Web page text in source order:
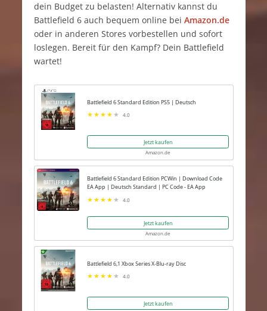
dein Budget zu belasten! Alternativ kannst du
Battlefield 6 auch bequem online bei Amazon.de
oder in anderen Stores vorbestellen und sofort
loslegen. Bereit für den Kampf? Dein Battlefield
wartet!
Battlefield 6 Standard Edition PS5 | Deutsch
4.0
Jetzt kaufen
Amazon.de
Battlefield 6 Standard Edition PCWin | Download Code
EA App | Deutsch Standard | PC Code - EA App
4.0
Jetzt kaufen
Amazon.de
Battlefield 6,1 Xbox Series X-Blu-ray Disc
4.0
Jetzt kaufen